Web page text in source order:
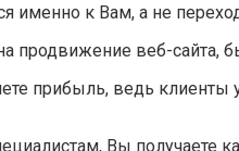
именно к Вам, а не
продвижение веб-сайта,
прибыль, ведь клиенты
Вы получаете